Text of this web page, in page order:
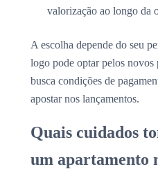
valorização ao longo da
A escolha depende do seu
logo pode optar pelos novos
busca condições de
apostar nos lançamentos.
Quais cuidados
um apartamento